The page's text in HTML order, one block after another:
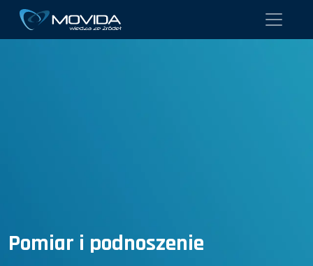
Pomiar i podnoszenie